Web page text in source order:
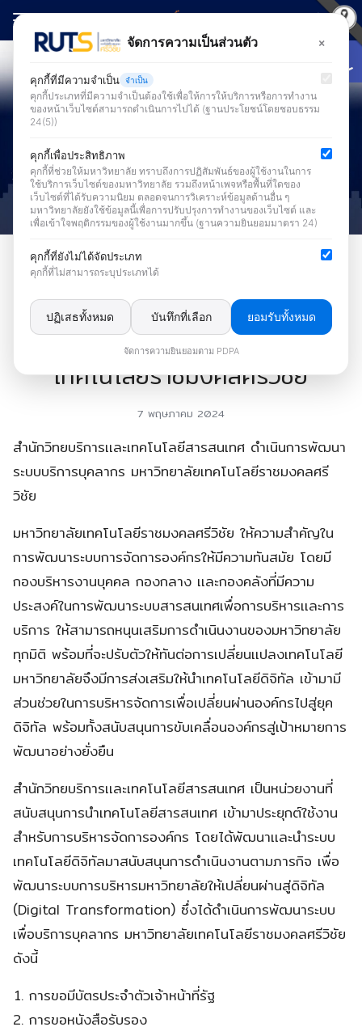
Skip
content
Search
for:
ข่าวระบบสารสนเทศเพื่อการบริหารและการบริการ
สำนักวิทยบริการเเละเทคโนโลยี
สารสนเทศ ดำเนินการพัฒนาระบบ
บริการบุคลากร มหาวิทยาลัย
เทคโนโลยีราชมงคลศรีวิชัย
7 พฤษภาคม 2024
สำนักวิทยบริการเเละเทคโนโลยีสารสนเทศ ดำเนินการพัฒนา
ระบบบริการบุคลากร มหาวิทยาลัยเทคโนโลยีราชมงคลศรี
วิชัย
มหาวิทยาลัยเทคโนโลยีราชมงคลศรีวิชัย ให้ความสำคัญใน
การพัฒนาระบบการจัดการองค์กรให้มีความทันสมัย โดยมี
กองบริหารงานบุคคล กองกลาง เเละกองคลังที่มีความ
ประสงค์ในการพัฒนาระบบสารสนเทศเพื่อการบริหารเเละการ
บริการ ให้สามารถหนุนเสริมการดำเนินงานของมหาวิทยาลัย
ทุกมิติ พร้อมที่จะปรับตัวให้ทันต่อการเปลี่ยนเเปลงเทคโนโลยี
มหาวิทยาลัยจึงมีการส่งเสริมให้นำเทคโนโลยีดิจิทัล เข้ามามี
ส่วนช่วยในการบริหารจัดการเพื่อเปลี่ยนผ่านองค์กรไปสู่ยุค
ดิจิทัล พร้อมทั้งสนับสนุนการขับเคลื่อนองค์กรสู่เป้าหมายการ
พัฒนาอย่างยั่งยืน
สำนักวิทยบริการเเละเทคโนโลยีสารสนเทศ เป็นหน่วยงานที่
สนับสนุนการนำเทคโนโลยีสารสนเทศ เข้ามาประยุกต์ใช้งาน
สำหรับการบริหารจัดการองค์กร โดยได้พัฒนาเเละนำระบบ
เทคโนโลยีดิจิทัลมาสนับสนุนการดำเนินงานตามภารกิจ เพื่อ
พัฒนาระบบการบริหารมหาวิทยาลัยให้เปลี่ยนผ่านสู่ดิจิทัล
(Digital Transformation) ซึ่งได้ดำเนินการพัฒนาระบบ
เพื่อบริการบุคลากร มหาวิทยาลัยเทคโนโลยีราชมงคลศรีวิชัย
ดังนี้
การขอมีบัตรประจำตัวเจ้าหน้าที่รัฐ
การขอหนังสือรับรอง
จัดการความเป็นส่วนตัว ×
คุกกี้ที่มีความจำเป็น จำเป็น
คุกกี้ประเภทที่มีความจำเป็นต้องใช้เพื่อให้การให้บริการหรือการทำงาน
ของหน้าเว็บไซต์สามารถดำเนินการไปได้ (ฐานประโยชน์โดยชอบธรรม
24(5))
คุกกี้เพื่อประสิทธิภาพ
คุกกี้ที่ช่วยให้มหาวิทยาลัย ทราบถึงการปฏิสัมพันธ์ของผู้ใช้งานในการ
ใช้บริการเว็บไซต์ของมหาวิทยาลัย รวมถึงหน้าเพจหรือพื้นที่ใดของ
เว็บไซต์ที่ได้รับความนิยม ตลอดจนการวิเคราะห์ข้อมูลด้านอื่น ๆ
มหาวิทยาลัยยังใช้ข้อมูลนี้เพื่อการปรับปรุงการทำงานของเว็บไซต์ และ
เพื่อเข้าใจพฤติกรรมของผู้ใช้งานมากขึ้น (ฐานความยินยอมมาตรา 24)
คุกกี้ที่ยังไม่ได้จัดประเภท
คุกกี้ที่ไม่สามารถระบุประเภทได้
ปฏิเสธทั้งหมด บันทึกที่เลือก ยอมรับทั้งหมด
จัดการความยินยอมตาม PDPA